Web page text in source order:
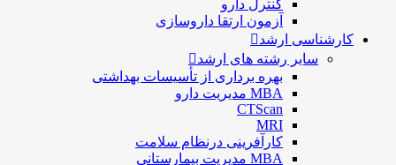
كنترل دارو
آزمون ارتقا داروسازی
کارشناسی ارشد
سایر رشته های ارشد
بهره برداری از تأسیسات بهداشتی
MBA مدیریت دارو
CTScan
MRI
کارآفرینی درنظام سلامت
MBA مدیریت بیمارستانی